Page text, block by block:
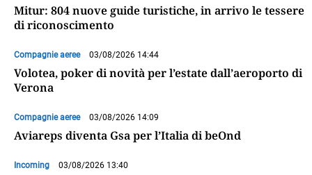
Mitur: 804 nuove guide turistiche, in arrivo le tessere
di riconoscimento
Compagnie aeree 03/08/2026 14:44
Volotea, poker di novità per l’estate dall’aeroporto di
Verona
Compagnie aeree 03/08/2026 14:09
Aviareps diventa Gsa per l’Italia di beOnd
Incoming 03/08/2026 13:40